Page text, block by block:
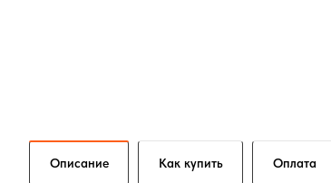
Описание Как купить Оплата